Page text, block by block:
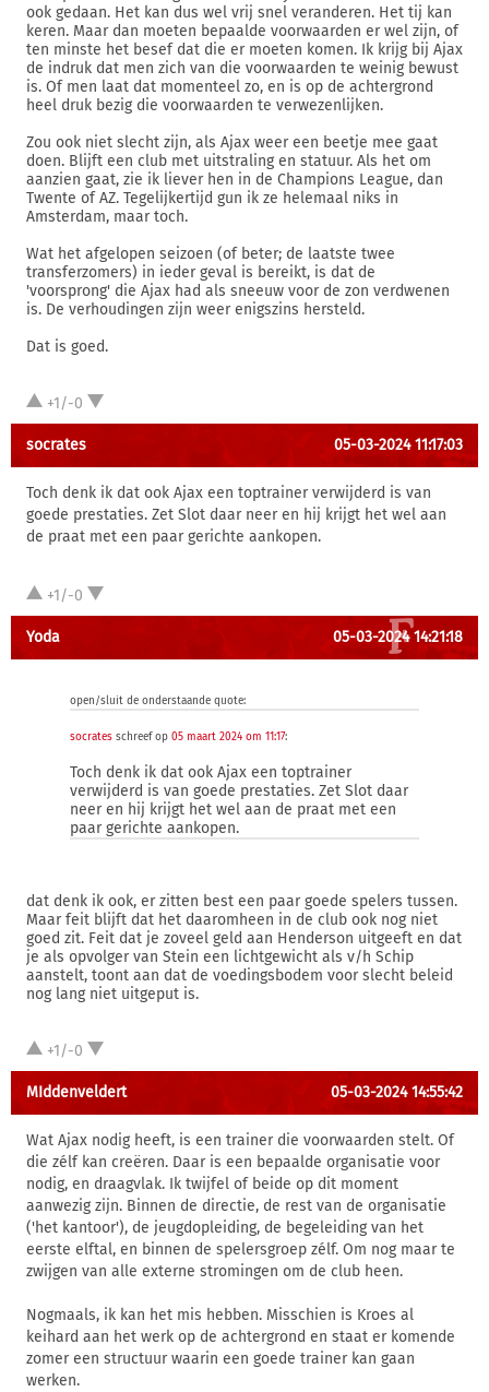
ook gedaan. Het kan dus wel vrij snel veranderen. Het tij kan
keren. Maar dan moeten bepaalde voorwaarden er wel zijn, of
ten minste het besef dat die er moeten komen. Ik krijg bij Ajax
de indruk dat men zich van die voorwaarden te weinig bewust
is. Of men laat dat momenteel zo, en is op de achtergrond
heel druk bezig die voorwaarden te verwezenlijken.
Zou ook niet slecht zijn, als Ajax weer een beetje mee gaat
doen. Blijft een club met uitstraling en statuur. Als het om
aanzien gaat, zie ik liever hen in de Champions League, dan
Twente of AZ. Tegelijkertijd gun ik ze helemaal niks in
Amsterdam, maar toch.
Wat het afgelopen seizoen (of beter; de laatste twee
transferzomers) in ieder geval is bereikt, is dat de
'voorsprong' die Ajax had als sneeuw voor de zon verdwenen
is. De verhoudingen zijn weer enigszins hersteld.
Dat is goed.
+1/-0
socrates 05-03-2024 11:17:03
Toch denk ik dat ook Ajax een toptrainer verwijderd is van
goede prestaties. Zet Slot daar neer en hij krijgt het wel aan
de praat met een paar gerichte aankopen.
+1/-0
Yoda 05-03-2024 14:21:18
open/sluit de onderstaande quote:
socrates schreef op 05 maart 2024 om 11:17:
Toch denk ik dat ook Ajax een toptrainer
verwijderd is van goede prestaties. Zet Slot daar
neer en hij krijgt het wel aan de praat met een
paar gerichte aankopen.
dat denk ik ook, er zitten best een paar goede spelers tussen.
Maar feit blijft dat het daaromheen in de club ook nog niet
goed zit. Feit dat je zoveel geld aan Henderson uitgeeft en dat
je als opvolger van Stein een lichtgewicht als v/h Schip
aanstelt, toont aan dat de voedingsbodem voor slecht beleid
nog lang niet uitgeput is.
+1/-0
MIddenveldert 05-03-2024 14:55:42
Wat Ajax nodig heeft, is een trainer die voorwaarden stelt. Of
die zélf kan creëren. Daar is een bepaalde organisatie voor
nodig, en draagvlak. Ik twijfel of beide op dit moment
aanwezig zijn. Binnen de directie, de rest van de organisatie
('het kantoor'), de jeugdopleiding, de begeleiding van het
eerste elftal, en binnen de spelersgroep zélf. Om nog maar te
zwijgen van alle externe stromingen om de club heen.
Nogmaals, ik kan het mis hebben. Misschien is Kroes al
keihard aan het werk op de achtergrond en staat er komende
zomer een structuur waarin een goede trainer kan gaan
werken.